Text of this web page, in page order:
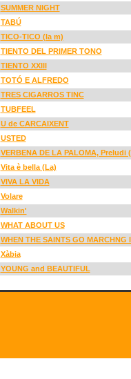
SUMMER NIGHT
TABÚ
TICO-TICO (la m)
TIENTO DEL PRIMER TONO
TIENTO XXIII
TOTÓ E ALFREDO
TRES CIGARROS TINC
TUBFEEL
U de CARCAIXENT
USTED
VERBENA DE LA PALOMA, Preludi
Vita è bella (La)
VIVA LA VIDA
Volare
Walkin'
WHAT ABOUT US
WHEN THE SAINTS GO MARCHNG
Xàbia
YOUNG and BEAUTIFUL